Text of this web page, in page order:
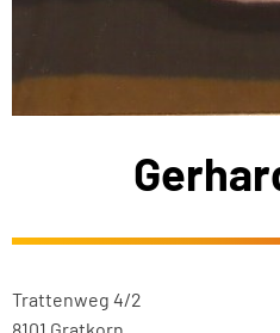
Trattenweg 4/2
8101 Gratkorn